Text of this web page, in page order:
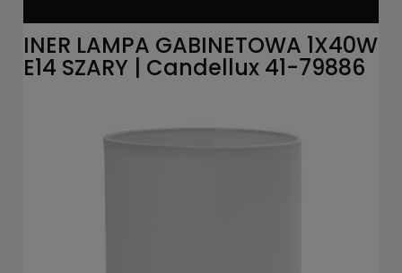
INER LAMPA GABINETOWA 1X40W
E14 SZARY | Candellux 41-79886